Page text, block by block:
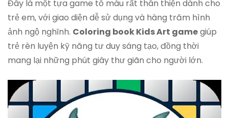
Đây là một tựa game tô màu rất thân thiện dành cho
trẻ em, với giao diện dễ sử dụng và hàng trăm hình
ảnh ngộ nghĩnh. Coloring book Kids Art gamegiúp
trẻ rèn luyện kỹ năng tư duy sáng tạo, đồng thời
mang lại những phút giây thư giãn cho người lớn.